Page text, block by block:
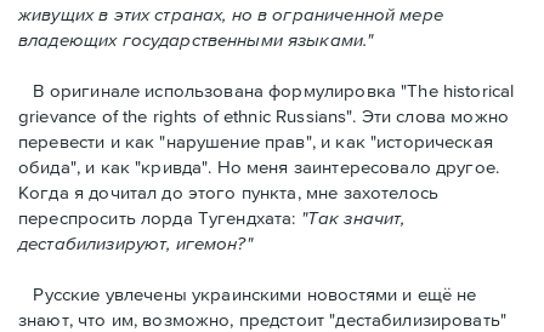
живущих в этих странах, но в ограниченной мере
владеющих государственными языками."
В оригинале использована формулировка "The historical
grievance of the rights of ethnic Russians". Эти слова можно
перевести и как "нарушение прав", и как "историческая
обида", и как "кривда". Но меня заинтересовало другое.
Когда я дочитал до этого пункта, мне захотелось
переспросить лорда Тугендхата: "Так значит,
дестабилизируют, игемон?"
Русские увлечены украинскими новостями и ещё не
знают, что им, возможно, предстоит "дестабилизировать"